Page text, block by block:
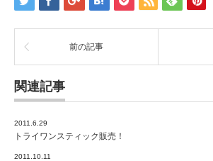
前の記事
関連記事
2011.6.29
トライワンスティック販売！
2011.10.11